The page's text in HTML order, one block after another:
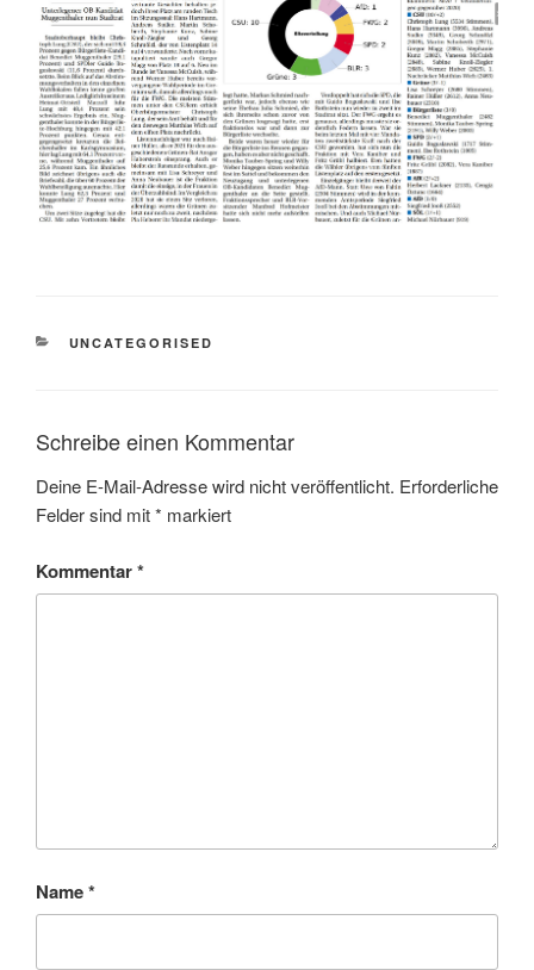
KATEGORIEN
UNCATEGORISED
Schreibe einen Kommentar
Deine E-Mail-Adresse wird nicht veröffentlicht. Erforderliche
Felder sind mit* markiert
Kommentar*
Name*